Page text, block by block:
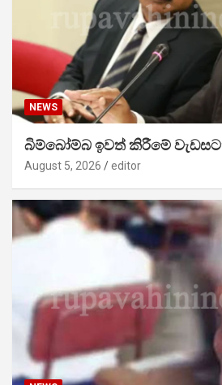
NEWS
බිම්බෝම්බ ඉවත් කිරීමේ
August 5, 2026 editor